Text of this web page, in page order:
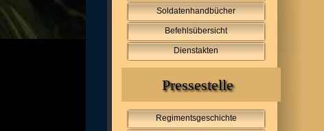
Soldatenhandbücher
Befehlsübersicht
Dienstakten
Pressestelle
Regimentsgeschichte